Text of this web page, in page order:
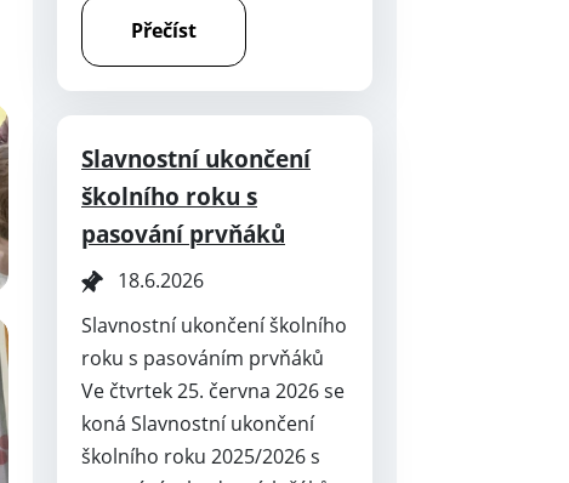
Přečíst
Slavnostní ukončení
školního roku s
pasování prvňáků
18.6.2026
Slavnostní ukončení školního
roku s pasováním prvňáků
Ve čtvrtek 25. června 2026 se
koná Slavnostní ukončení
školního roku 2025/2026 s